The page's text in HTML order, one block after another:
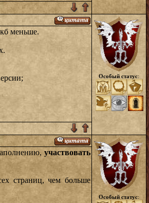
меньше.
Особый статус:
участвовать
страниц, чем больше
Особый статус: